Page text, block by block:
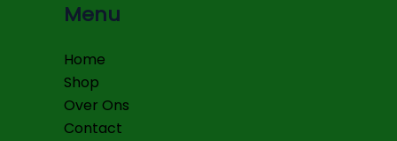
Menu
Home
Shop
Over Ons
Contact